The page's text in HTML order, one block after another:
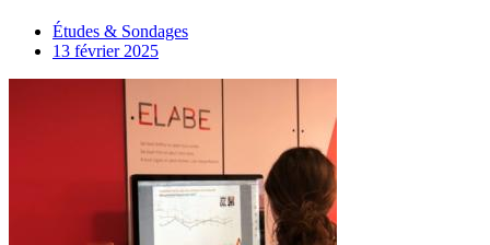
Études & Sondages
13 février 2025